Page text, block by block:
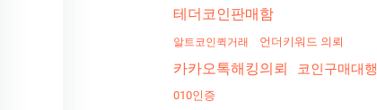
테더코인판매함
알트코인퀵거래 언더키워드 의뢰
카카오톡해킹의뢰 코인구매대행
010인증